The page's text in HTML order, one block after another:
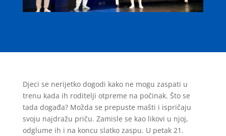
Djeci se nerijetko dogodi kako ne mogu zaspati u
trenu kada ih roditelji otpreme na počinak. Što se
tada događa? Možda se prepuste mašti i ispričaju
svoju najdražu priču. Zamisle se kao likovi u njoj,
odglume ih i na koncu slatko zaspu. U petak 21.